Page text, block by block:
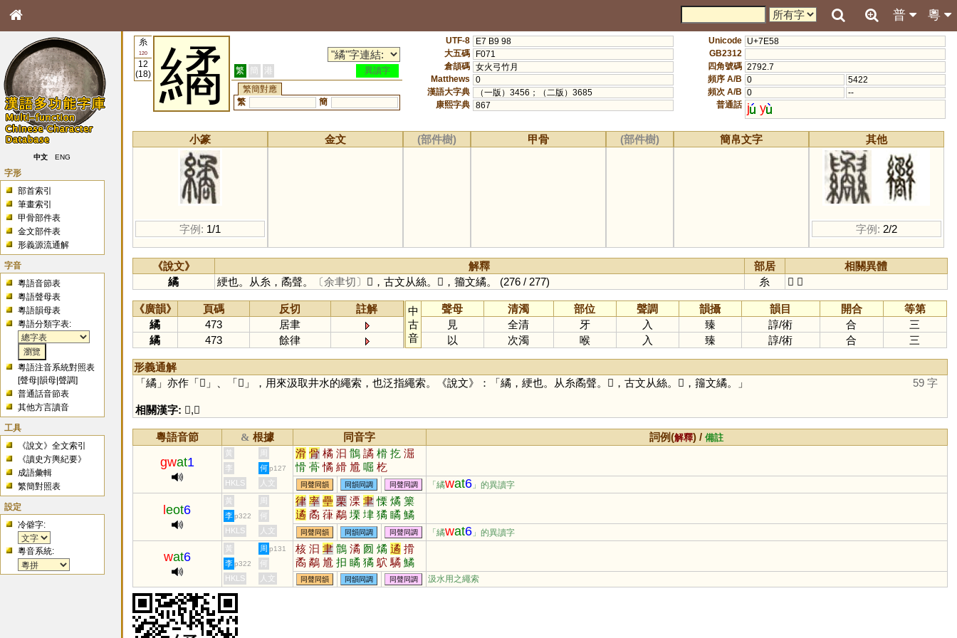
粵
普
中文 ENG
字形
部首索引
筆畫索引
甲骨部件表
金文部件表
形義源流通解
字音
粵語音節表
粵語聲母表
粵語韻母表
粵語分類字表:
粵語注音系統對照表
[聲母 |韻母 |聲調]
普通話音節表
其他方言讀音
工具
《說文》全文索引
《讀史方輿紀要》
成語彙輯
繁簡對照表
設定
冷僻字:
粵音系統:
糸
120
12
(18)
繘 繁 簡 港
異讀字
繁簡對應
繁
簡
UTF-8
E7 B9 98
大五碼
F071
倉頡碼 女火弓竹月
Matthews
0
漢語大字典
（一版）3456；（二版）3685
康熙字典 867
Unicode U+7E58
GB2312
四角號碼 2792.7
頻序 A/B 0
5422
頻次 A/B 0
--
普通話 j y
小篆
字例: 1/1
金文 (部件樹) 甲骨 (部件樹) 簡帛文字 其他
字例: 2/2
《說文》 解釋 部居
相關異體
繘
綆也。从糸，矞聲。 〔余聿切〕 𦇹，古文从絲。𦈇，籀文繘。 (276 / 277) 糸 𦇹 𦈇
《廣韻》 頁碼 反切
註解
繘
473
居聿
繘
473 餘律
中
古
音
聲母 清濁 部位 聲調 韻攝 韻目 開合
等第
見
全清 牙 入 臻 諄/術 合
三
以
次濁 喉 入 臻 諄/術 合 三
形義通解
「繘」亦作「𦇹 」、「𦈇 」，用來汲取井水的繩索，也泛指繩索。《說文》：「繘，綆也。从糸矞聲。𦇹，古文从絲。𦈇，籒文繘。」 59 字
相關漢字: 𦇹,𦈇
粵語音節 & 根據 同音字 詞例(解釋) /備註
gwat1
黃 周 滑 骨 橘 汩 鶻 譎 榾 扢 淈
愲 蓇 憰 縎 尳 啒 杚
李 何 p127
HKLS 人文 同聲同韻 同韻同調 同聲同調 「繘wat6 」的異讀字
leot6
黃 周 律 率 壘 栗 溧 聿 慄 燏 篥
遹 矞 葎 鷸 塛 垏 獝 瞲 鱊
驈 硉 嵂 搮 麜 瑮 噊 膟 鷅
繂
李 p322
何
HKLS
人文 同聲同韻 同韻同調 同聲同調 「繘wat6 」的異讀字
wat6
黃 周 p131 核 汩 聿 鶻 潏 囫 燏 遹 搰
矞 鷸 尳 抇 瞲 獝 鴥 驈 鱊
噊
李 p322
何
HKLS
人文 同聲同韻 同韻同調 同聲同調 汲水用之繩索